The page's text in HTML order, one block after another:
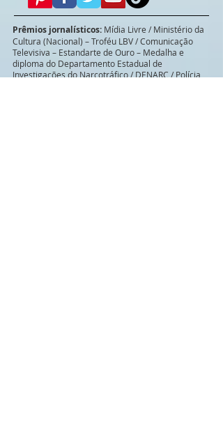
Prêmios jornalísticos: Mídia Livre / Ministério da
Cultura (Nacional) – Troféu LBV / Comunicação
Televisiva – Estandarte de Ouro – Medalha e
diploma do Departamento Estadual de
Investigações do Narcotráfico / DENARC / Polícia